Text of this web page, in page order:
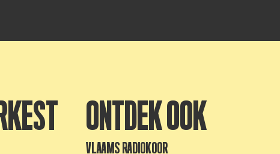
ONTDEK OOK
VLAAMS RADIOKOOR